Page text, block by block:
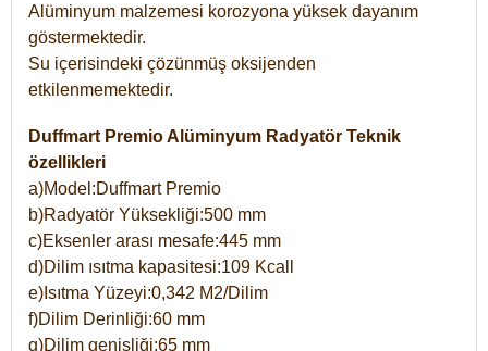
Alüminyum malzemesi korozyona yüksek dayanım
göstermektedir.
Su içerisindeki çözünmüş oksijenden
etkilenmemektedir.
Duffmart Premio Alüminyum Radyatör Teknik
özellikleri
a)Model:Duffmart Premio
b)Radyatör Yüksekliği:500 mm
c)Eksenler arası mesafe:445 mm
d)Dilim ısıtma kapasitesi:109 Kcall
e)Isıtma Yüzeyi:0,342 M2/Dilim
f)Dilim Derinliği:60 mm
g)Dilim genişliği:65 mm